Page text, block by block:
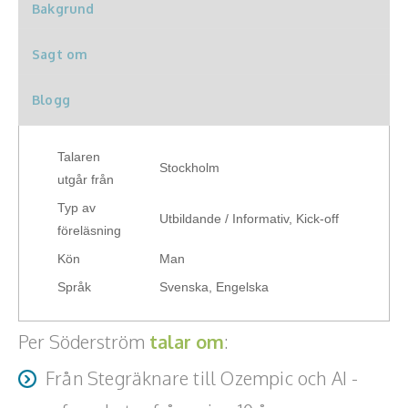
och högskola. Utöver detta leder han workshops där
hälsa och teknik påverkar den egna organisationen eller
Bakgrund
Sagt om
Blogg
Talaren
utgår från
Stockholm
Typ av
föreläsning
Utbildande / Informativ, Kick-off
Kön
Man
Språk
Svenska, Engelska
Per Söderström talar om:
Från Stegräknare till Ozempic och AI -